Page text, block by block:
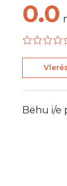
0.0
Bëhu i/e